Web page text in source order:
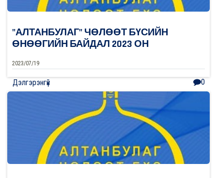
"АЛТАНБУЛАГ" ЧӨЛӨӨТ БҮСИЙН
ӨНӨӨГИЙН БАЙДАЛ 2023 ОН
2023/07/19
Дэлгэрэнгүй 0